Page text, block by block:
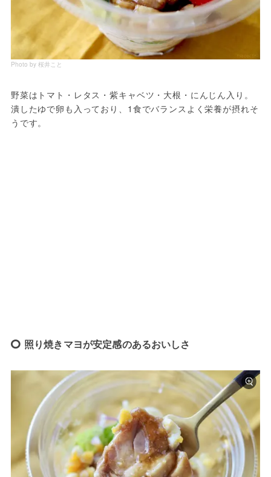
Photo by 桜井こと
野菜はトマト・レタス・紫キャベツ・大根・にんじん入り。
潰したゆで卵も入っており、1食でバランスよく栄養が摂れそ
うです。
照り焼きマヨが安定感のあるおいしさ